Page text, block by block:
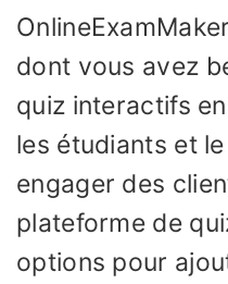
dont vous avez
quiz interactifs
les étudiants et
engager des
plateforme de
options pour